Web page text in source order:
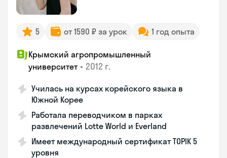
5 от 1590 ₽ за урок 1 год опыта
Крымский агропромышленный
университет • 2012 г.
Училась на курсах корейского языка в
Южной Корее
Работала переводчиком в парках
развлечений Lotte World и Everland
Имеет международный сертификат TOPIK 5
уровня